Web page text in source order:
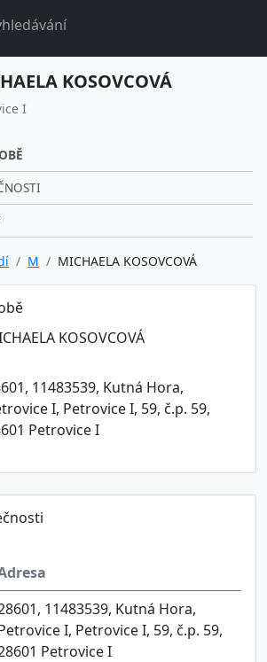
KOSOVCOVÁ
I
M MICHAELA KOSOVCOVÁ
KOSOVCOVÁ
11483539, Kutná Hora,
I, Petrovice I, 59, č.p. 59,
Petrovice I
11483539, Kutná Hora,
I, Petrovice I, 59, č.p. 59,
Petrovice I